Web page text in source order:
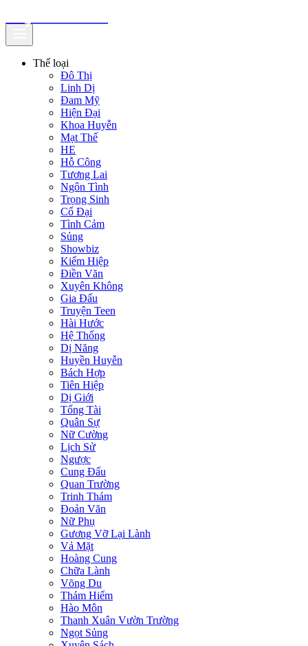
Thể loại
Đô Thị
Linh Dị
Đam Mỹ
Hiện Đại
Khoa Huyễn
Mạt Thế
HE
Hỗ Công
Tương Lai
Ngôn Tình
Trọng Sinh
Cổ Đại
Tình Cảm
Sủng
Showbiz
Kiếm Hiệp
Điền Văn
Xuyên Không
Gia Đấu
Truyện Teen
Hài Hước
Hệ Thống
Dị Năng
Huyền Huyễn
Bách Hợp
Tiên Hiệp
Dị Giới
Tổng Tài
Quân Sự
Nữ Cường
Lịch Sử
Ngược
Cung Đấu
Quan Trường
Trinh Thám
Đoản Văn
Nữ Phụ
Gương Vỡ Lại Lành
Vả Mặt
Hoàng Cung
Chữa Lành
Võng Du
Thám Hiểm
Hào Môn
Thanh Xuân Vườn Trường
Ngọt Sủng